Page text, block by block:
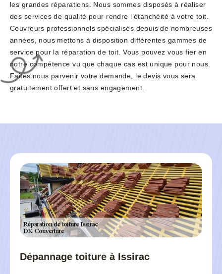
les grandes réparations. Nous sommes disposés à réaliser
des services de qualité pour rendre l’étanchéité à votre toit.
Couvreurs professionnels spécialisés depuis de nombreuses
années, nous mettons à disposition différentes gammes de
service pour la réparation de toit. Vous pouvez vous fier en
notre compétence vu que chaque cas est unique pour nous.
Faites nous parvenir votre demande, le devis vous sera
gratuitement offert et sans engagement.
Dépannage toiture à Issirac